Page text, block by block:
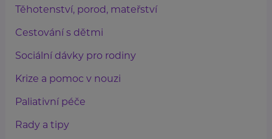
Těhotenství, porod, mateřství
Cestování s dětmi
Sociální dávky pro rodiny
Krize a pomoc v nouzi
Paliativní péče
Rady a tipy